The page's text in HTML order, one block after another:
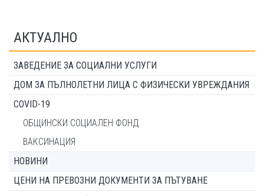
АКТУАЛНО
ЗАВЕДЕНИЕ ЗА СОЦИАЛНИ УСЛУГИ
ДОМ ЗА ПЪЛНОЛЕТНИ ЛИЦА С ФИЗИЧЕСКИ УВРЕЖДАНИЯ
COVID-19
ОБЩИНСКИ СОЦИАЛЕН ФОНД
ВАКСИНАЦИЯ
НОВИНИ
ЦЕНИ НА ПРЕВОЗНИ ДОКУМЕНТИ ЗА ПЪТУВАНЕ